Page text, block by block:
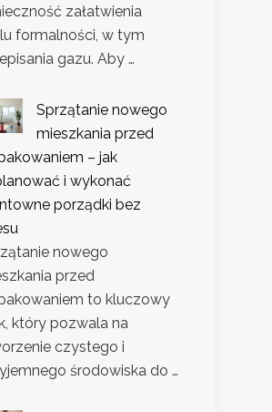
załatwienia
formalności, w tym
gazu. Aby …
Sprzątanie nowego
mieszkania przed
– jak
i wykonać
porządki bez
nowego
przed
to kluczowy
który pozwala na
czystego i
środowiska do …